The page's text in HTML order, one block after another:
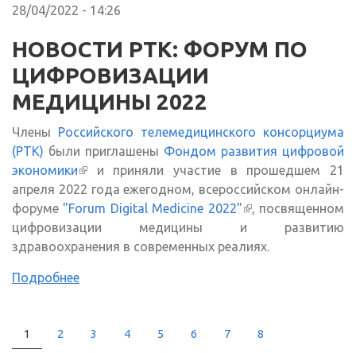
28/04/2022 - 14:26
НОВОСТИ РТК: ФОРУМ ПО
ЦИФРОВИЗАЦИИ
МЕДИЦИНЫ 2022
Члены Российского телемедицинского консорциума
(РТК) были приглашены Фондом развития цифровой
экономики(внешняя ссылка)
и приняли участие в прошедшем 21
апреля 2022 года ежегодном, всероссийском онлайн-
форуме "Forum Digital Medicine 2022"(внешняя ссылка)
, посвященном
цифровизации медицины и развитию
здравоохранения в современных реалиях.
Подробнее
СТРАНИЦЫ
1 2 3 4 5 6 7 8